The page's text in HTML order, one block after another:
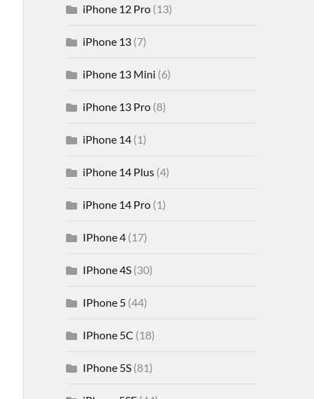
iPhone 12 Pro(13)
iPhone 13(7)
iPhone 13 Mini (6)
iPhone 13 Pro(8)
iPhone 14(1)
iPhone 14 Plus(4)
iPhone 14 Pro(1)
IPhone 4(17)
IPhone 4S(30)
IPhone 5(44)
IPhone 5C (18)
IPhone 5S(81)